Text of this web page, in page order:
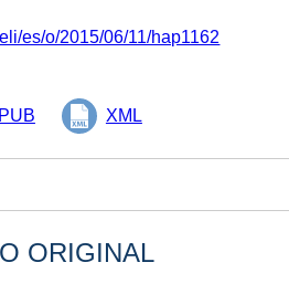
es/o/2015/06/11/hap1162
XML
ORIGINAL